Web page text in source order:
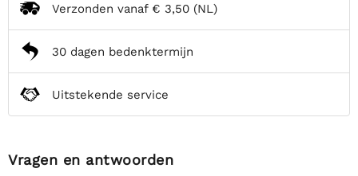
Verzonden vanaf € 3,50 (NL)
30 dagen bedenktermijn
Uitstekende service
Vragen en antwoorden